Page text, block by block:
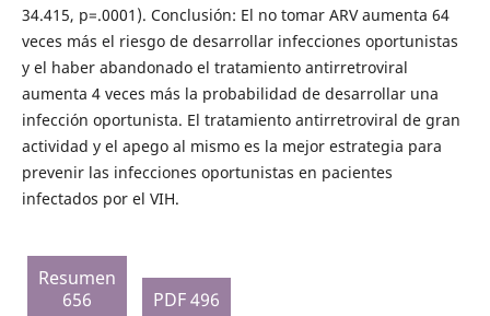
34.415, p=.0001). Conclusión: El no tomar ARV aumenta 64
veces más el riesgo de desarrollar infecciones oportunistas
y el haber abandonado el tratamiento antirretroviral
aumenta 4 veces más la probabilidad de desarrollar una
infección oportunista. El tratamiento antirretroviral de gran
actividad y el apego al mismo es la mejor estrategia para
prevenir las infecciones oportunistas en pacientes
infectados por el VIH.
Resumen
656
PDF 496